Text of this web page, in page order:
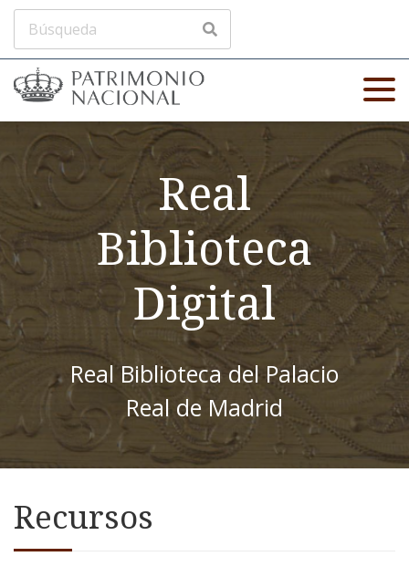
Real
Biblioteca
Digital
Real Biblioteca del Palacio
Real de Madrid
Recursos